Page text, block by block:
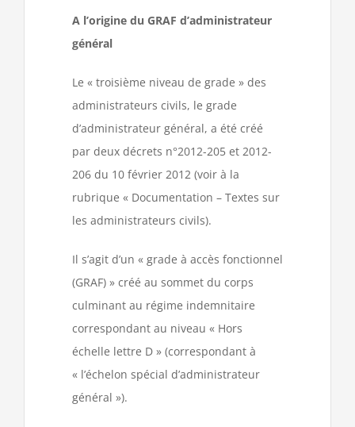
A l’origine du GRAF d’administrateur
général
Le « troisième niveau de grade » des
administrateurs civils, le grade
d’administrateur général, a été créé
par deux décrets n°2012-205 et 2012-
206 du 10 février 2012 (voir à la
rubrique « Documentation – Textes sur
les administrateurs civils).
Il s’agit d’un « grade à accès fonctionnel
(GRAF) » créé au sommet du corps
culminant au régime indemnitaire
correspondant au niveau « Hors
échelle lettre D » (correspondant à
« l’échelon spécial d’administrateur
général »).